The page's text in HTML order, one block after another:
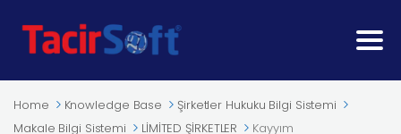
Home Knowledge Base
Şirketler Hukuku Bilgi Sistemi
Makale Bilgi Sistemi
LİMİTED ŞİRKETLER Kayyım